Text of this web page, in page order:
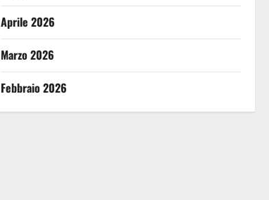
Aprile 2026
Marzo 2026
Febbraio 2026